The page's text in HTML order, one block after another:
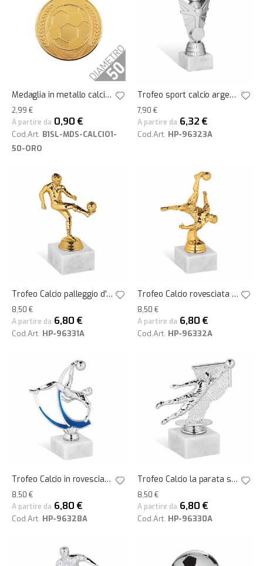
Medaglia in metallo calcio oro 50 mm
2,99 €
A partire da 0,90 €
Cod.Art. B1SL-MDS-CALCIO1-
50-ORO
Trofeo sport calcio argento h19
7,90 €
A partire da 6,32 €
Cod.Art. HP-96323A
Trofeo Calcio palleggio d'oro su base h14
8,50 €
A partire da 6,80 €
Cod.Art. HP-96331A
Trofeo Calcio rovesciata d'oro su base h16
8,50 €
A partire da 6,80 €
Cod.Art. HP-96332A
Trofeo Calcio in rovesciata su base h18
8,50 €
A partire da 6,80 €
Cod.Art. HP-96328A
Trofeo Calcio la parata su base h13
8,50 €
A partire da 6,80 €
Cod.Art. HP-96330A